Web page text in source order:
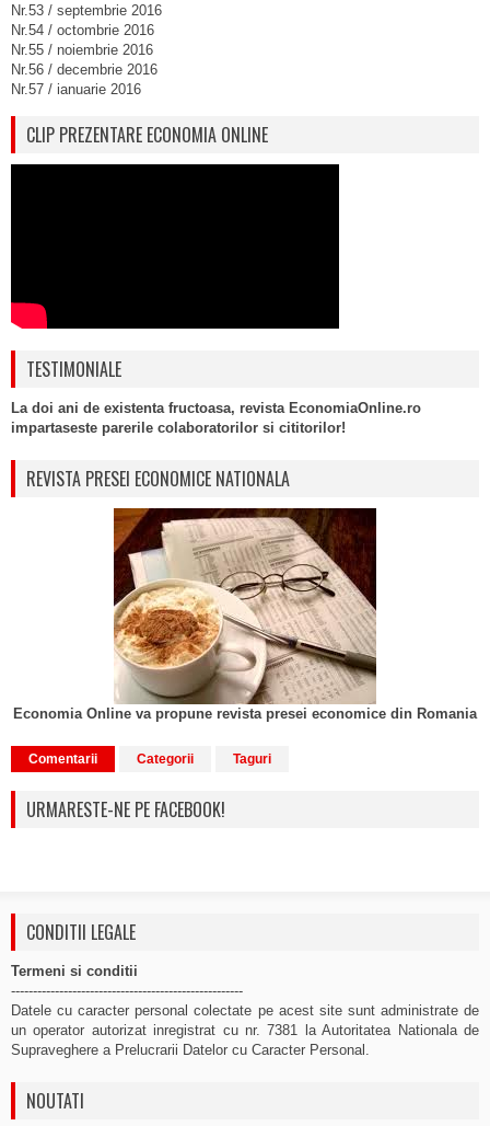
Nr.53 / septembrie 2016
Nr.54 / octombrie 2016
Nr.55 / noiembrie 2016
Nr.56 / decembrie 2016
Nr.57 / ianuarie 2016
CLIP PREZENTARE ECONOMIA ONLINE
TESTIMONIALE
La doi ani de existenta fructoasa, revista EconomiaOnline.ro
impartaseste parerile colaboratorilor si cititorilor!
REVISTA PRESEI ECONOMICE NATIONALA
Economia Online va propune revista presei economice din Romania
Comentarii Categorii Taguri
URMARESTE-NE PE FACEBOOK!
CONDITII LEGALE
Termeni si conditii
-----------------------------------------------------
Datele cu caracter personal colectate pe acest site sunt administrate de
un operator autorizat inregistrat cu nr. 7381 la Autoritatea Nationala de
Supraveghere a Prelucrarii Datelor cu Caracter Personal.
NOUTATI